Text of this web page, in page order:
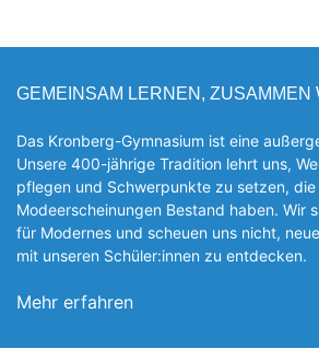
GEMEINSAM LERNEN, ZUSAMMEN
Das Kronberg-Gymnasium ist eine
Unsere 400-jährige Tradition lehrt uns,
pflegen und Schwerpunkte zu setzen, die
Modeerscheinungen Be­stand haben. Wir
für Modernes und scheuen uns nicht,
mit unseren Schüler:innen zu entde­cken.
Mehr erfahren